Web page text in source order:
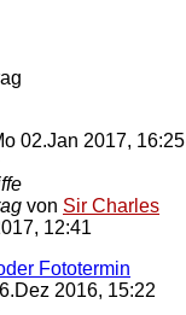
02.Jan 2017, 16:25
von Sir Charles
12:41
Fototermin
2016, 15:22